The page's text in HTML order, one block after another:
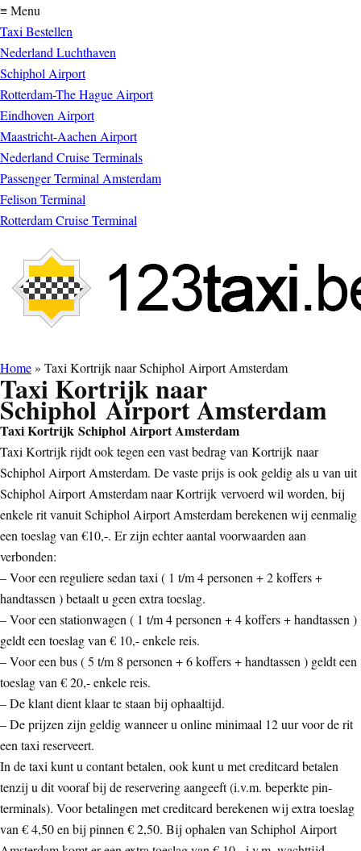
≡ Menu
Taxi Bestellen
Nederland Luchthaven
Schiphol Airport
Rotterdam-The Hague Airport
Eindhoven Airport
Maastricht-Aachen Airport
Nederland Cruise Terminals
Passenger Terminal Amsterdam
Felison Terminal
Rotterdam Cruise Terminal
Home» Taxi Kortrijk naar Schiphol Airport Amsterdam
Taxi Kortrijk naar
Schiphol Airport Amsterdam
Taxi Kortrijk Schiphol Airport Amsterdam
Taxi Kortrijk rijdt ook tegen een vast bedrag van Kortrijk naar
Schiphol Airport Amsterdam. De vaste prijs is ook geldig als u van uit
Schiphol Airport Amsterdam naar Kortrijk vervoerd wil worden, bij
enkele rit vanuit Schiphol Airport Amsterdam berekenen wij eenmalig
een toeslag van €10,-. Er zijn echter aantal voorwaarden aan
verbonden:
– Voor een reguliere sedan taxi ( 1 t/m 4 personen + 2 koffers +
handtassen ) betaalt u geen extra toeslag.
– Voor een stationwagen ( 1 t/m 4 personen + 4 koffers + handtassen )
geldt een toeslag van € 10,- enkele reis.
– Voor een bus ( 5 t/m 8 personen + 6 koffers + handtassen ) geldt een
toeslag van € 20,- enkele reis.
– De klant dient klaar te staan bij ophaaltijd.
– De prijzen zijn geldig wanneer u online minimaal 12 uur voor de rit
een taxi reserveert.
In de taxi kunt u contant betalen, ook kunt u met creditcard betalen
tenzij u dit vooraf bij de reservering aangeeft (i.v.m. beperkte pin-
terminals). Voor betalingen met creditcard berekenen wij extra toeslag
van € 4,50 en bij pinnen € 2,50. Bij ophalen van Schiphol Airport